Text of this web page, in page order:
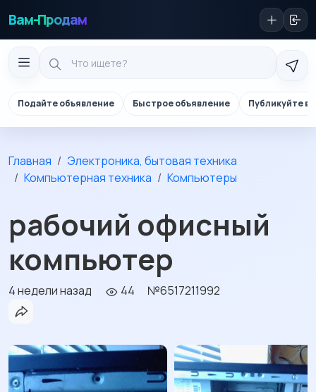
Вам-Продам
Подайте объявление Быстрое объявление Публикуйте в
Главная
Электроника, бытовая техника
Компьютерная техника
Компьютеры
рабочий офисный
компьютер
4 недели назад 44 №6517211992